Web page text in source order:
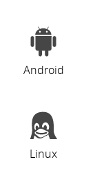
Android
Linux